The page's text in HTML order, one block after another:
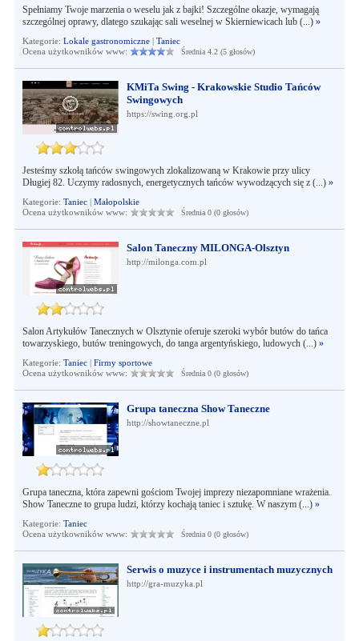
Spełniamy Twoje marzenia o weselu jak z bajki! Szczególne okazje, wymagają
szczególnej oprawy, dlatego szukając sali weselnej w Skierniewicach lub (...) »
Kategorie: Lokale gastronomiczne| Taniec
Ocena użytkowników www:
Średnia 4.2 (5 głosów)
KMiTa Swing - Krakowskie Studio Tańców
Swingowych
https://swing.org.pl
Jesteśmy szkołą tańców swingowych zlokalizowaną w Krakowie przy ulicy
Długiej 82. Uczymy radosnych, energetycznych tańców wywodzących się z (...) »
Kategorie: Taniec| Małopolskie
Ocena użytkowników www:
Średnia 0 (0 głosów)
Salon Taneczny MILONGA-Olsztyn
http://milonga.com.pl
Salon Artykułów Tanecznych w Olsztynie oferuje szeroki wybór butów do tańca
towarzyskiego, butów treningowych, do tanga argentyńskiego, ludowych (...) »
Kategorie: Taniec| Firmy sportowe
Ocena użytkowników www:
Średnia 0 (0 głosów)
Grupa taneczna Show Taneczne
http://showtaneczne.pl
Grupa taneczna, która zapewni gościom Twojej imprezy niezapomniane wrażenia.
Show Taneczne to grupa ludzi, którzy kochają taniec i sztukę. W naszym (...) »
Kategorie: Taniec
Ocena użytkowników www:
Średnia 0 (0 głosów)
Serwis o muzyce i instrumentach muzycznych
http://gra-muzyka.pl